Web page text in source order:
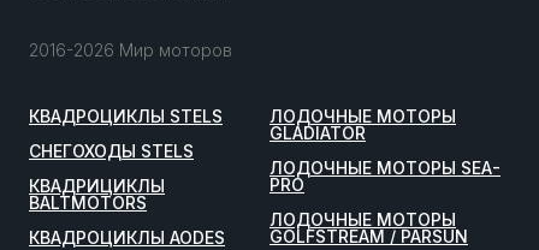
2016-2026 Мир моторов
КВАДРОЦИКЛЫ STELS
СНЕГОХОДЫ STELS
КВАДРИЦИКЛЫ
BALTMOTORS
КВАДРОЦИКЛЫ AODES
ЛОДОЧНЫЕ МОТОРЫ
GLADIATOR
ЛОДОЧНЫЕ МОТОРЫ SEA-
PRO
ЛОДОЧНЫЕ МОТОРЫ
GOLFSTREAM / PARSUN